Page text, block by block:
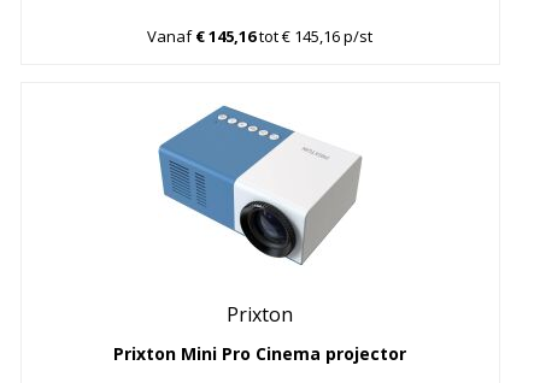
Vanaf€ 145,16tot € 145,16 p/st
Prixton
Prixton Mini Pro Cinema projector